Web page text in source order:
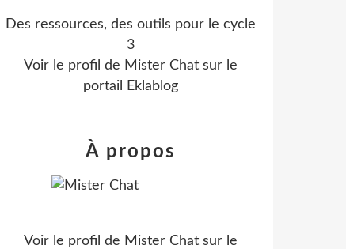
Des ressources, des outils pour le cycle
3
Voir le profil de Mister Chat sur le
portail Eklablog
À propos
Voir le profil de Mister Chat sur le